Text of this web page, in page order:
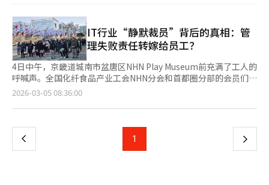
整体薪酬体系的冲击。为了防止人形机器人工厂投入的风险，工会
主张无论工作时间如何，每月保证一定的工资的“完全月薪制”，
并提出提高基本奖金比例以减少每年根据业绩变化的绩效奖金风
险。此外，受“黄信封法”影响，绩效奖金的支付对象扩大到公司
内部及外部的合作伙伴，这也使得解决冲突变得愈加困难。 业界
人士表示：“在电动车、自动驾驶、软件定义汽车（SDV）等未来
出行转型中，急需巨额的研发（R&D）费用和智能工厂转型投资，
到就业、工资、新技术引入等结构性问题，这也提高了谈判的难
度。”※ 本报道经人工智能（AI）系统翻译与编辑。
加资金支持持谨慎态度。业内人士透露，梅里茨金融在考虑提供桥
接贷款的同时，向MBK伙伴和홈플러스请求了一些履行担保，但未
被接受。 因此，梅里茨在홈플러스的复苏可能性不确定的情况下，
担心背信争议和股东反对的可能性。尤其是如果追加贷款导致不良
贷款，可能会引发管理层责任问题，因此要求MBK伙伴提供连带担
保等安全措施。 作为替代方案，홈플러스提出对信托房地产的次级
收益权质权设定，但梅里茨未接受，谈判未见进展。※ 本报道经
人工智能（AI）系统翻译与编辑。
简单的资产制作、基本代码编写和部分QA测试，行业主要通过减
少人力成本来维持盈利。主要管理层在业绩发布会上也纷纷表示将
通过AI技术引入来优化外包和人力成本。专家警告，游戏产业是AI
替代风险特别高的领域。KAIST教授金大植分析称，AI的职业替代
顺序取决于是否有实体存在。游戏产业结合了内容和软件开发，技
术替代速度非常快。KDI报告指出，AI引入似乎通过专业人员招聘
维持了整体就业规模，但排除现有人员的就业规模在缩减，尤其对
年轻人的就业和工资产生负面影响。现场劳动者对变化速度感到焦
虑。Smilegate工会副会长金民浩表示，新加入的工会成员首先询
度使用代理AI的熟练者，危机感越强，技术进步的好处需要公平分
配给创作者。随着产业转型的浪潮加剧，劳动界强烈要求成立常设
劳资政协商机制，制定以现场为中心的游戏产业法修订框架，建立
（QA）工人的就业问题。去年，DK Techin与卡卡的QA合同结束
后，通知所属工人自愿离职。工会称，负责卡卡服务质量管理超过
10年的工人因合同方式变更而被迫离职。工会批评卡卡作为实际管
理权的母公司，却躲在子公司后面，回避解决就业问题。化纤食品
工会秘书长文炳浩表示：“修订后的劳动法旨在要求母公司对工
资、工作条件和就业有实质影响时，负责任地参与谈判。”此次冲
突被视为黄信封法实施后IT行业结构性变化的一个缩影。IT企业通
过分拆或出售新业务来重组组织，将就业责任分散到子公司。但根
据修订法律，母公司对工作条件有实质影响时，可以成为集体谈判
续。金融工会谷歌韩国分会因长期拖延的集体协议问题，已预告强
硬应对。服务运营和技术支持等平台产业核心工作的工人中，要求
IT行业“静默裁员”背后的真相：管
理失败责任转嫁给员工？
4日中午，京畿道城南市盆唐区NHN Play Museum前充满了工人的
呼喊声。全国化纤食品产业工会NHN分会和首都圈分部的会员们举
行了‘NHN集团公司就业稳定争取大会’，要求母公司对最近子公
题。特别是在子公司NHN Edu决定停止运营教育平台‘I am
2025年10月停止‘I am School’服务。尽管进行了内部转岗，但
据工会称，转岗成功率仅为20%左右，许多人面临就业不安。工会
2026-03-05 08:36:00
上
页
1 下